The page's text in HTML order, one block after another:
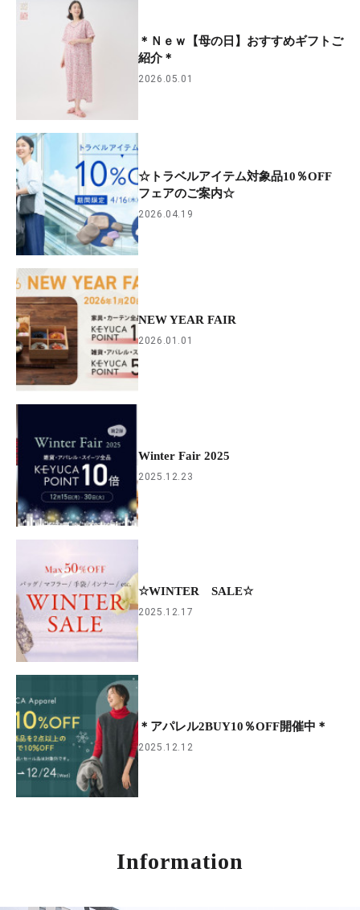
＊Ｎｅｗ【母の日】おすすめギフトご
紹介＊
2026.05.01
☆トラベルアイテム対象品10％OFF
フェアのご案内☆
2026.04.19
NEW YEAR FAIR
2026.01.01
Winter Fair 2025
2025.12.23
☆WINTER SALE☆
2025.12.17
＊アパレル2BUY10％OFF開催中＊
2025.12.12
Information